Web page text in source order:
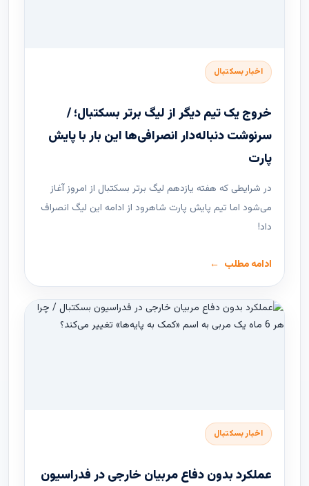
اخبار بسکتبال
خروج یک تیم دیگر از لیگ برتر بسکتبال؛ /
سرنوشت دنباله‌دار انصرافی‌ها این بار با پایش
پارت
در شرایطی که هفته یازدهم لیگ ‌برتر بسکتبال از امروز آغاز
می‌شود اما تیم پایش پارت شاهرود از ادامه این لیگ انصراف
داد!
ادامه مطلب
اخبار بسکتبال
عملکرد بدون دفاع مربیان خارجی در فدراسیون